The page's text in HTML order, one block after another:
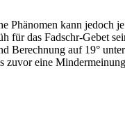
Phänomen kann jedoch
für das Fadschr-Gebet
Berechnung auf 19°
zuvor eine